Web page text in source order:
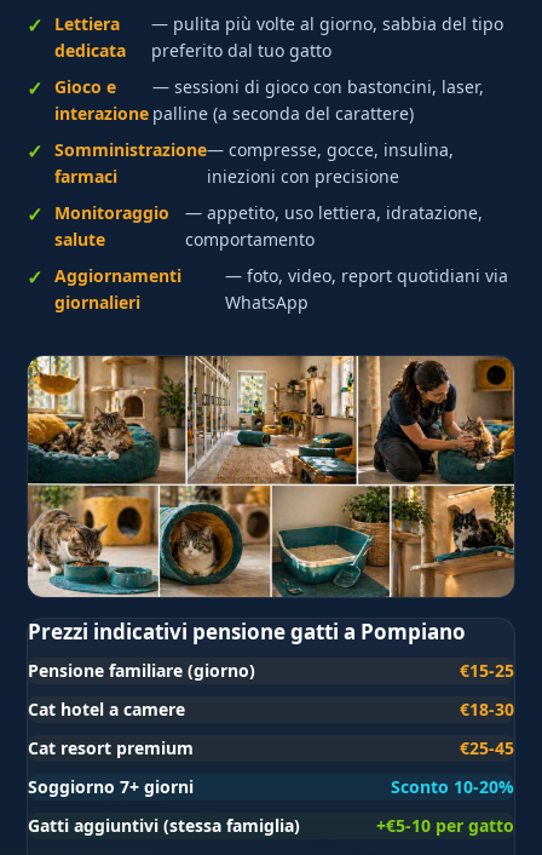
Lettiera
dedicata
— pulita più volte al giorno, sabbia del tipo
preferito dal tuo gatto
Gioco e
interazione
— sessioni di gioco con bastoncini, laser,
palline (a seconda del carattere)
Somministrazione
farmaci
— compresse, gocce, insulina,
iniezioni con precisione
Monitoraggio
salute
— appetito, uso lettiera, idratazione,
comportamento
Aggiornamenti
giornalieri
— foto, video, report quotidiani via
WhatsApp
Prezzi indicativi pensione gatti a Pompiano
Pensione familiare (giorno)
€15-25
Cat hotel a camere
€18-30
Cat resort premium
€25-45
Soggiorno 7+ giorni
Sconto 10-20%
Gatti aggiuntivi (stessa famiglia)
+€5-10 per gatto